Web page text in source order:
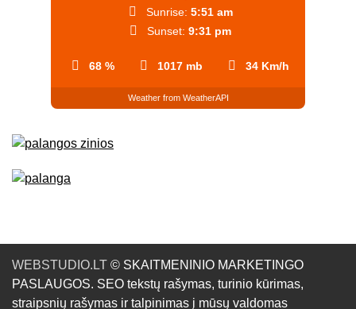
68 % 1017 mb 34 Km/h
Sunrise: 5:51 am
Sunset: 9:31 pm
Weather from WeatherAPI
WEBSTUDIO.LT © SKAITMENINIO MARKETINGO
PASLAUGOS. SEO tekstų rašymas, turinio kūrimas,
straipsnių rašymas ir talpinimas į mūsų valdomas